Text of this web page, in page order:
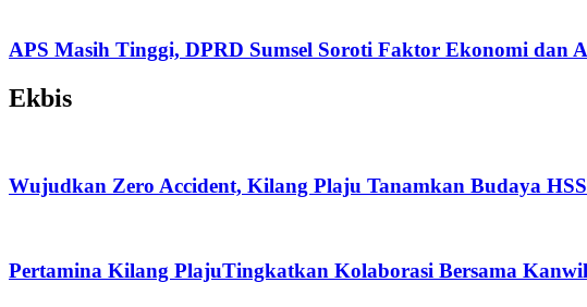
APS Masih Tinggi, DPRD Sumsel Soroti Faktor Ekonomi dan
Ekbis
Wujudkan Zero Accident, Kilang Plaju Tanamkan Budaya
Pertamina Kilang PlajuTingkatkan Kolaborasi Bersama